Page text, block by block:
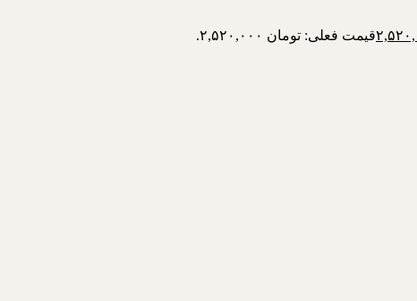
قیمت فعلی: تومان ۲,۵۲۰,۰۰۰.